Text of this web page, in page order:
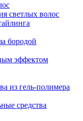
светлых волос
бородой
эффектом
из гель-полимера
средства